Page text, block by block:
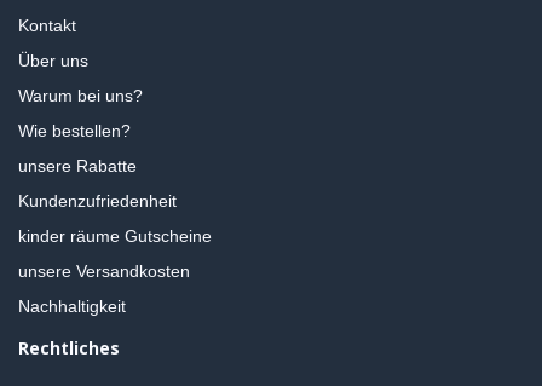
Kontakt
Über uns
Warum bei uns?
Wie bestellen?
unsere Rabatte
Kundenzufriedenheit
kinder räume Gutscheine
unsere Versandkosten
Nachhaltigkeit
Rechtliches